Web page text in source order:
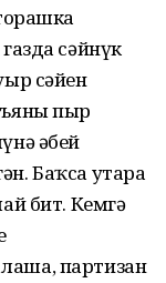
сәйнүк
сәйен
пыр
әбей
Баҡса утарға
бит. Кемгә
партизан